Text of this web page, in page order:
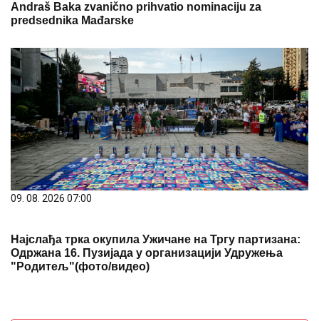
Andraš Baka zvanično prihvatio nominaciju za
predsednika Mađarske
09. 08. 2026 07:00
Најслађа трка окупила Ужичане на Тргу партизана:
Одржана 16. Пузијада у организацији Удружења
"Родитељ"(фото/видео)